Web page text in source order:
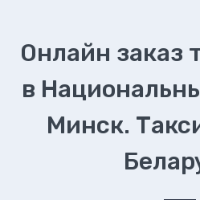
Онлайн заказ
в
Минск.